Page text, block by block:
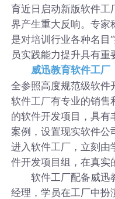
育近日启动新版软件
界产生重大反响。专家
是对培训行业各种名目
员实践能力提升具有重
威迅教育软件工厂
全参照高度规范级软件
软件工厂有专业的销售
的软件开发项目，具有
案例，设置现实软件公
进入软件工厂，立刻由
件开发项目组，在真实
软件工厂配备威迅
经理，学员在工厂中扮